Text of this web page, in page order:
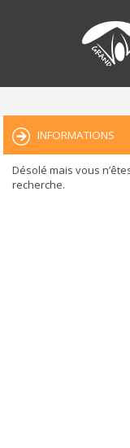
INFORMATIONS
Désolé mais vous
recherche.